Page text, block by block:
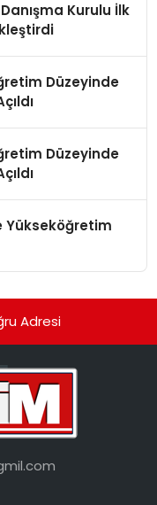
Kurulu İlk
Düzeyinde
Düzeyinde
Yükseköğretim
Adresi